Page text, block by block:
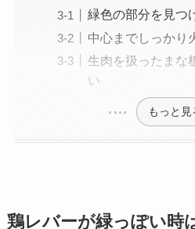
緑色の部分を見つ
中心までしっかり
生肉を扱ったまな
い
もっと見
鶏レバーが緑っぽい時